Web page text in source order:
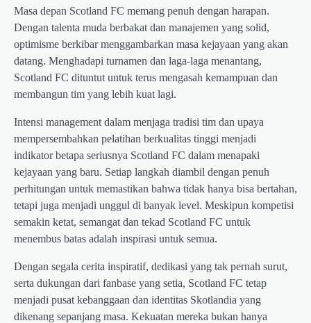
Masa depan Scotland FC memang penuh dengan harapan.
Dengan talenta muda berbakat dan manajemen yang solid,
optimisme berkibar menggambarkan masa kejayaan yang akan
datang. Menghadapi turnamen dan laga-laga menantang,
Scotland FC dituntut untuk terus mengasah kemampuan dan
membangun tim yang lebih kuat lagi.
Intensi management dalam menjaga tradisi tim dan upaya
mempersembahkan pelatihan berkualitas tinggi menjadi
indikator betapa seriusnya Scotland FC dalam menapaki
kejayaan yang baru. Setiap langkah diambil dengan penuh
perhitungan untuk memastikan bahwa tidak hanya bisa bertahan,
tetapi juga menjadi unggul di banyak level. Meskipun kompetisi
semakin ketat, semangat dan tekad Scotland FC untuk
menembus batas adalah inspirasi untuk semua.
Dengan segala cerita inspiratif, dedikasi yang tak pernah surut,
serta dukungan dari fanbase yang setia, Scotland FC tetap
menjadi pusat kebanggaan dan identitas Skotlandia yang
dikenang sepanjang masa. Kekuatan mereka bukan hanya